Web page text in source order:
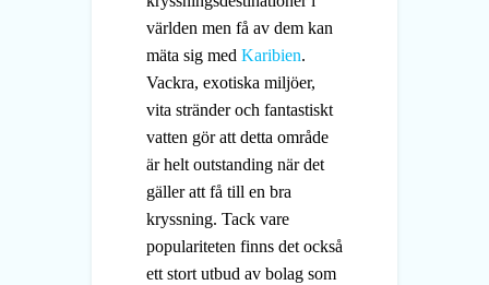
världen men få av dem kan
mäta sig med Karibien.
Vackra, exotiska miljöer,
vita stränder och fantastiskt
vatten gör att detta område
är helt outstanding när det
gäller att få till en bra
kryssning. Tack vare
populariteten finns det också
ett stort utbud av bolag som